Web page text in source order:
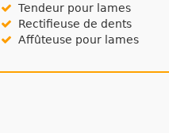
Tendeur pour lames
Rectifieuse de dents
Affûteuse pour lames